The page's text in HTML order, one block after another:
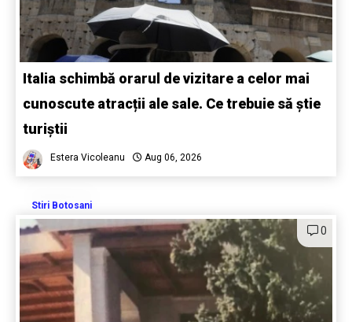
Italia schimbă orarul de vizitare a celor mai
cunoscute atracții ale sale. Ce trebuie să știe
turiștii
Estera Vicoleanu Aug 06, 2026
Stiri Botosani
0